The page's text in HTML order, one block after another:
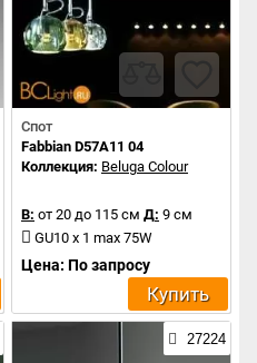
Спот
Fabbian D57A11 04
Коллекция: Beluga Colour
В: от 20 до 115 см Д: 9 см
GU10 x 1 max 75W
Цена: По запросу
Купить
27224